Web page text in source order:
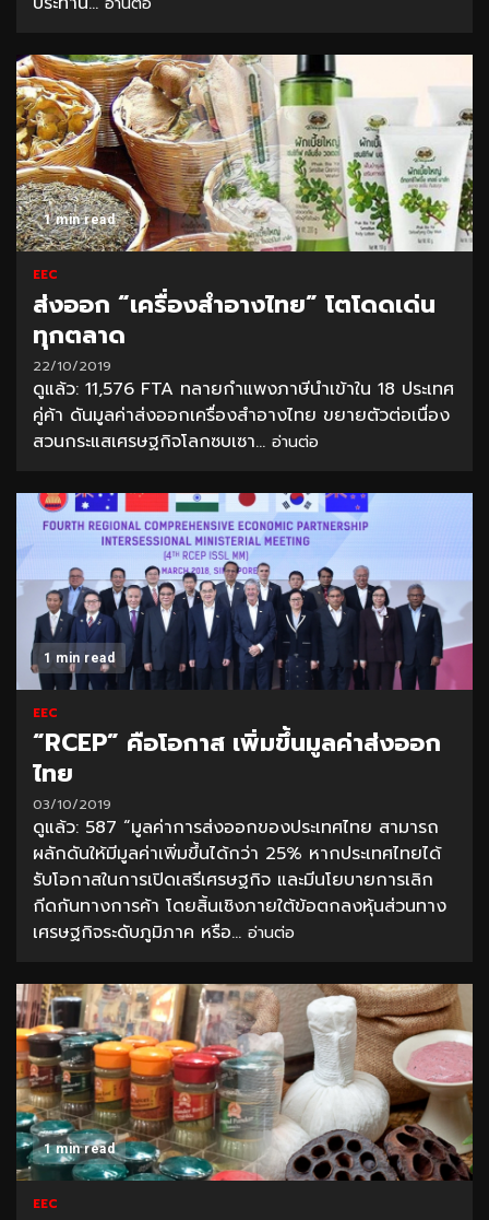
1 min read
EEC
ส่งออก “เครื่องสำอางไทย” โตโดดเด่น
ทุกตลาด
22/10/2019
ดูแล้ว: 11,576 FTA ทลายกำแพงภาษีนำเข้าใน 18 ประเทศ
คู่ค้า ดันมูลค่าส่งออกเครื่องสำอางไทย ขยายตัวต่อเนื่อง
สวนกระแสเศรษฐกิจโลกซบเซา... อ่านต่อ
1 min read
EEC
“RCEP” คือโอกาส เพิ่มขึ้นมูลค่าส่งออก
ไทย
03/10/2019
ดูแล้ว: 587 “มูลค่าการส่งออกของประเทศไทย สามารถ
ผลักดันให้มีมูลค่าเพิ่มขึ้นได้กว่า 25% หากประเทศไทยได้
รับโอกาสในการเปิดเสรีเศรษฐกิจ และมีนโยบายการเลิก
กีดกันทางการค้า โดยสิ้นเชิงภายใต้ข้อตกลงหุ้นส่วนทาง
เศรษฐกิจระดับภูมิภาค หรือ... อ่านต่อ
1 min read
EEC